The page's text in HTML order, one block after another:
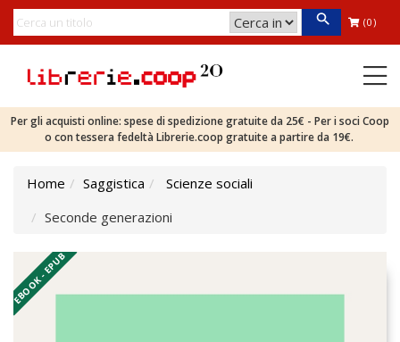
(0)
Per gli acquisti online: spese di spedizione gratuite da 25€ - Per i soci Coop
o con tessera fedeltà Librerie.coop gratuite a partire da 19€.
Home Saggistica
Scienze sociali
Seconde generazioni
EBOOK - EPUB